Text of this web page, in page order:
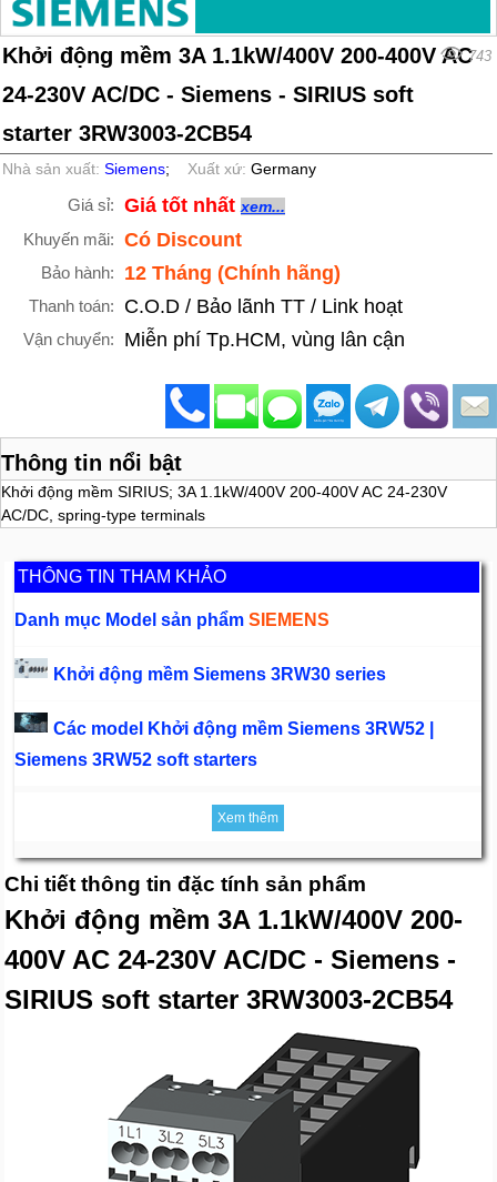
Khởi động mềm 3A 1.1kW/400V 200-400V AC
24-230V AC/DC - Siemens - SIRIUS soft
starter 3RW3003-2CB54
743
Nhà sản xuất:Siemens; Xuất xứ:Germany
Giá sỉ: Giá tốt nhất xem...
Khuyến mãi: Có Discount
Bảo hành: 12 Tháng (Chính hãng)
Thanh toán: C.O.D / Bảo lãnh TT / Link hoạt
Vận chuyển: Miễn phí Tp.HCM, vùng lân cận
Thông tin nổi bật
Khởi động mềm SIRIUS; 3A 1.1kW/400V 200-400V AC 24-230V
AC/DC, spring-type terminals
THÔNG TIN THAM KHẢO
Danh mục Model sản phẩmSIEMENS
Khởi động mềm Siemens 3RW30 series
Các model Khởi động mềm Siemens 3RW52 |
Siemens 3RW52 soft starters
Xem thêm
Chi tiết thông tin đặc tính sản phẩm
Khởi động mềm 3A 1.1kW/400V 200-
400V AC 24-230V AC/DC - Siemens -
SIRIUS soft starter 3RW3003-2CB54